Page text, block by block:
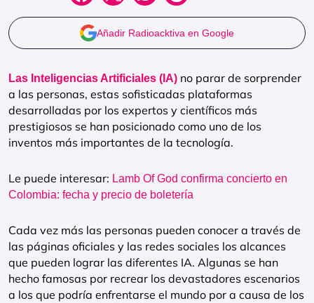
Añadir Radioacktiva en Google
Las Inteligencias Artificiales (IA) no parar de sorprender
a las personas, estas sofisticadas plataformas
desarrolladas por los expertos y científicos más
prestigiosos se han posicionado como uno de los
inventos más importantes de la tecnología.
Le puede interesar: Lamb Of God confirma concierto en
Colombia: fecha y precio de boletería
Cada vez más las personas pueden conocer a través de
las páginas oficiales y las redes sociales los alcances
que pueden lograr las diferentes IA. Algunas se han
hecho famosas por recrear los devastadores escenarios
a los que podría enfrentarse el mundo por a causa de los